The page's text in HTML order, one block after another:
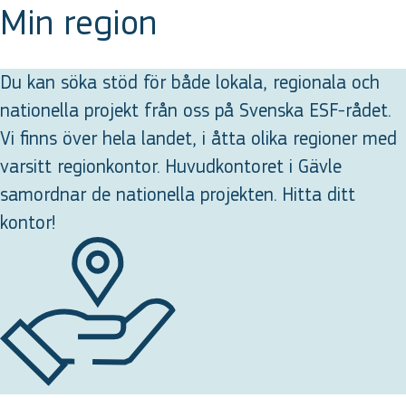
Min region
Du kan söka stöd för både lokala, regionala och
nationella projekt från oss på Svenska ESF-rådet.
Vi finns över hela landet, i åtta olika regioner med
varsitt regionkontor. Huvudkontoret i Gävle
samordnar de nationella projekten. Hitta ditt
kontor!